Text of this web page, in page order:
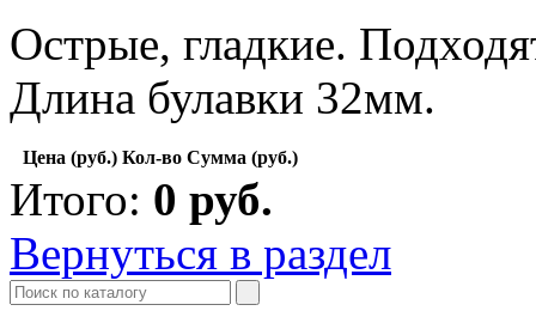
Острые, гладкие.
Длина булавки 32мм.
Цена (руб.) Кол-во Сумма (руб.)
Итого: 0 руб.
Вернуться в раздел